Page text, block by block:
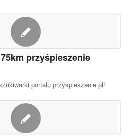
przyśpieszenie
portalu przyspieszenie.pl!